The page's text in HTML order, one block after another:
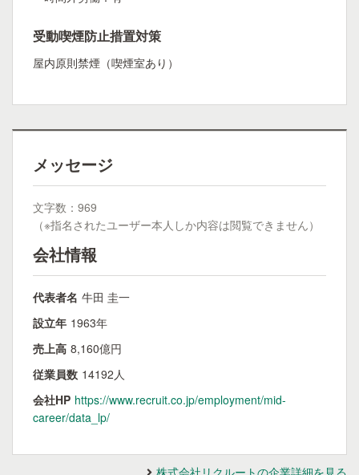
受動喫煙防止措置対策
屋内原則禁煙（喫煙室あり）
メッセージ
文字数：969
（※指名されたユーザー本人しか内容は閲覧できません）
会社情報
代表者名 牛田 圭一
設立年 1963年
売上高 8,160億円
従業員数 14192人
会社HP https://www.recruit.co.jp/employment/mid-
career/data_lp/
株式会社リクルートの企業詳細を見る